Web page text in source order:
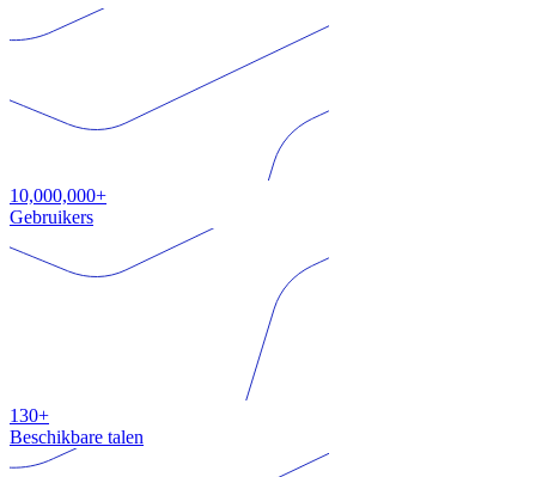
10,000,000+
Gebruikers
130+
Beschikbare talen